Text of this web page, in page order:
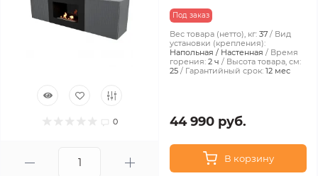
0
Под заказ
Вес товара (нетто), кг: 37
Вид
установки (крепления):
Напольная / Настенная
Время
горения: 2 ч
Высота товара, см:
25
Гарантийный срок: 12 мес
44 990 руб.
В корзину